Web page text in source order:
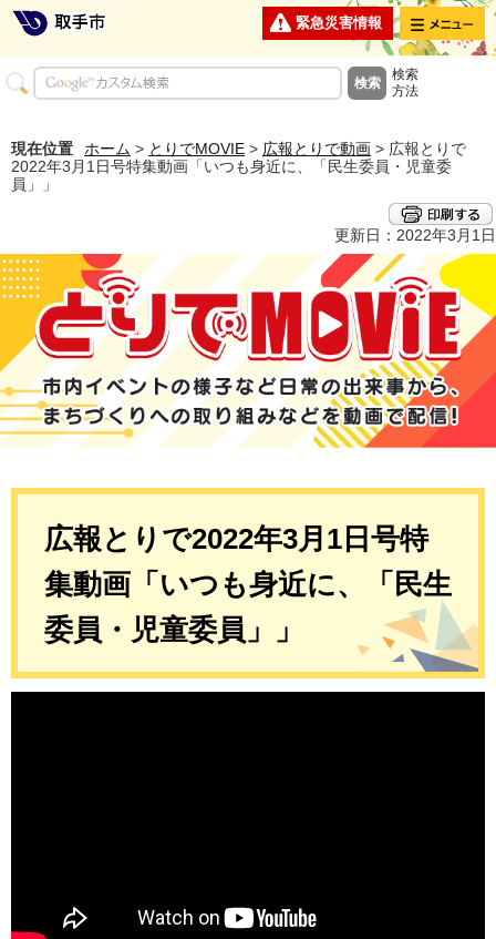
緊急災害情報 メニュー
検索
方法
現在位置 ホーム > とりでMOVIE > 広報とりで動画 > 広報とりで
2022年3月1日号特集動画「いつも身近に、「民生委員・児童委
員」」
更新日：2022年3月1日
とりでMOVIE 市内イベントの様子など日常の出来事から、まちづくり
への取り組みなどを動画で配信！
広報とりで2022年3月1日号特
集動画「いつも身近に、「民生
委員・児童委員」」